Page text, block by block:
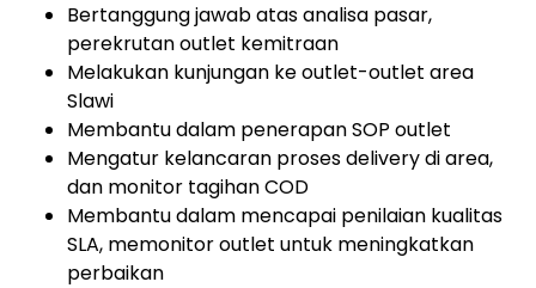
Bertanggung jawab atas analisa pasar,
perekrutan outlet kemitraan
Melakukan kunjungan ke outlet-outlet area
Slawi
Membantu dalam penerapan SOP outlet
Mengatur kelancaran proses delivery di area,
dan monitor tagihan COD
Membantu dalam mencapai penilaian kualitas
SLA, memonitor outlet untuk meningkatkan
perbaikan